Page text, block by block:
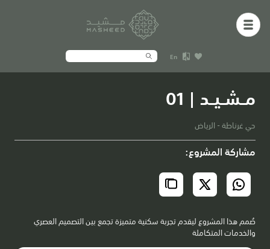
En
مــشــيــد | 01
حي غرناطة - الرياض
مشاركة المشروع:
صُمم هذا المشروع ليقدم تجربة سكنية متميزة تجمع بين التصميم العصري
والخدمات المتكاملة